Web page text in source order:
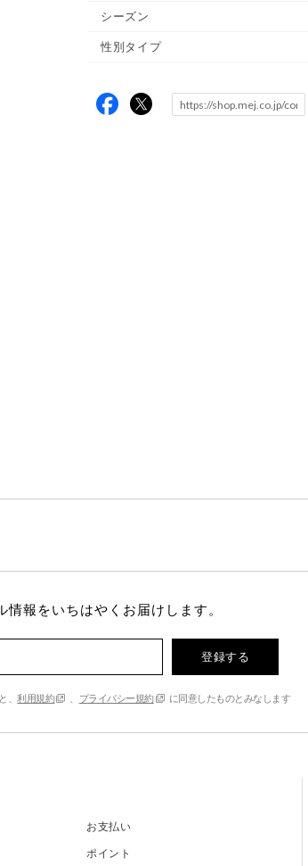
シーズン
性別タイプ
情報をいちはやくお届けします。
登録する
、利用規約 プライバシー規約 に同意したものとみなします
お支払い
ポイント